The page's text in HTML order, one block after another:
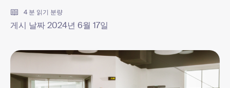
4 분 읽기 분량
게시 날짜 2024년 6월 17일